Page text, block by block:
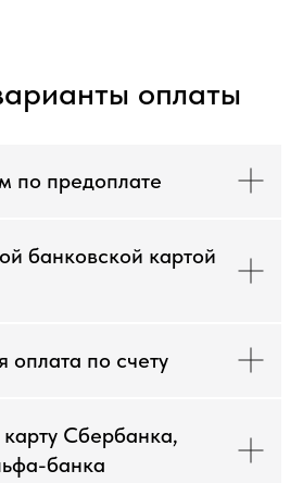
оплаты
по предоплате
банковской картой
оплата по счету
Сбербанка,
банка